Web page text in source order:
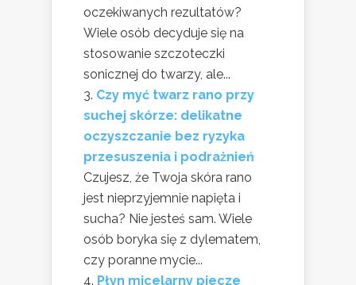
oczekiwanych rezultatów?
Wiele osób decyduje się na
stosowanie szczoteczki
sonicznej do twarzy, ale...
Czy myć twarz rano przy
suchej skórze: delikatne
oczyszczanie bez ryzyka
przesuszenia i podrażnień
Czujesz, że Twoja skóra rano
jest nieprzyjemnie napięta i
sucha? Nie jesteś sam. Wiele
osób boryka się z dylematem,
czy poranne mycie...
Płyn micelarny piecze